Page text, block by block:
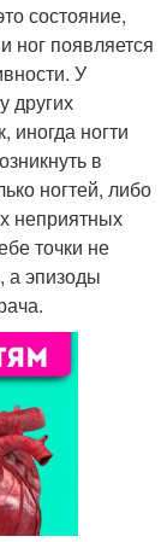
состояние,
ног появляется
У
других
иногда ногти
в
ногтей, либо
неприятных
точки не
а эпизоды